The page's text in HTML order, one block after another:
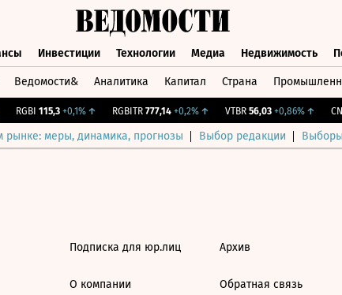
Инвестиции Технологии Медиа Недвижимость
Ведомости& Аналитика Капитал Страна
RGBI 115,3 +0,1%↑ RGBITR 777,14 +0,2%↑ VTBR 56,03 +0,86%↑
рынке: меры, динамика, прогнозы Выбор редакции
Подписка для юр.лиц
О компании
Архив
Обратная связь